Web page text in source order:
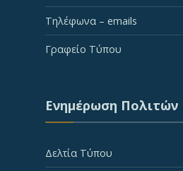
Τηλέφωνα – emails
Γραφείο Τύπου
Ενημέρωση Πολιτών
Δελτία Τύπου